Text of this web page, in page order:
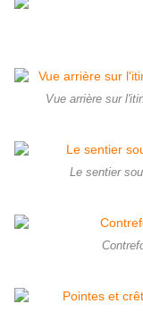
Vue arrière sur
Le sentier